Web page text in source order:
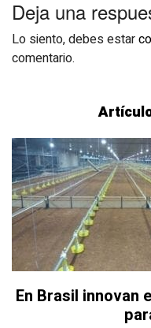
Deja una
Lo siento, debes estar
comentario.
En Brasil innovan